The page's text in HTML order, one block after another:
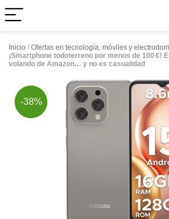
Inicio / Ofertas en tecnología, móviles y
¡Smartphone todoterreno por menos de 100 €!
volando de Amazon… y no es casualidad
-38%